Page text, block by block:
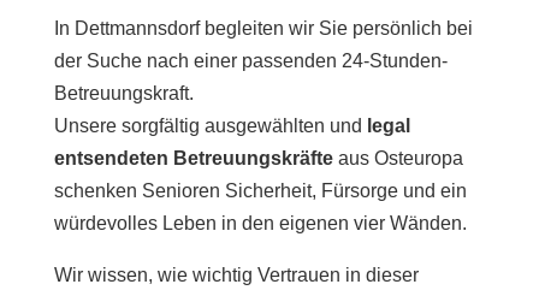
In Dettmannsdorf begleiten wir Sie persönlich bei
der Suche nach einer passenden 24-Stunden-
Betreuungskraft.
Unsere sorgfältig ausgewählten und legal
entsendeten Betreuungskräfteaus Osteuropa
schenken Senioren Sicherheit, Fürsorge und ein
würdevolles Leben in den eigenen vier Wänden.
Wir wissen, wie wichtig Vertrauen in dieser